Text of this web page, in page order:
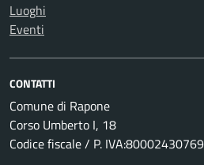
Luoghi
Eventi
CONTATTI
Comune di Rapone
Corso Umberto I, 18
Codice fiscale / P.